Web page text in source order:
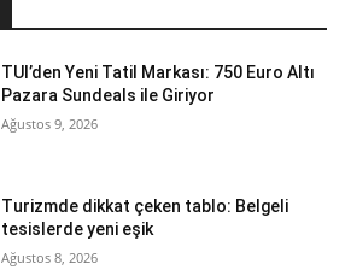
TUI’den Yeni Tatil Markası: 750 Euro Altı
Pazara Sundeals ile Giriyor
Ağustos 9, 2026
Turizmde dikkat çeken tablo: Belgeli
tesislerde yeni eşik
Ağustos 8, 2026